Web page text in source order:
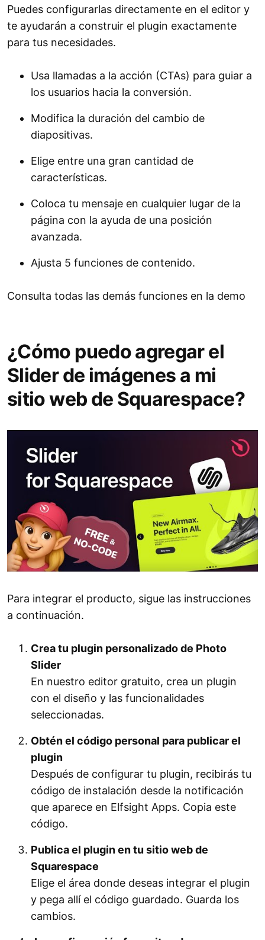
Puedes configurarlas directamente en el editor y
te ayudarán a construir el plugin exactamente
para tus necesidades.
Usa llamadas a la acción (CTAs) para guiar a
los usuarios hacia la conversión.
Modifica la duración del cambio de
diapositivas.
Elige entre una gran cantidad de
características.
Coloca tu mensaje en cualquier lugar de la
página con la ayuda de una posición
avanzada.
Ajusta 5 funciones de contenido.
Consulta todas las demás funciones en la demo
¿Cómo puedo agregar el
Slider de imágenes a mi
sitio web de Squarespace?
Para integrar el producto, sigue las instrucciones
a continuación.
Crea tu plugin personalizado de Photo
Slider
En nuestro editor gratuito, crea un plugin
con el diseño y las funcionalidades
seleccionadas.
Obtén el código personal para publicar el
plugin
Después de configurar tu plugin, recibirás tu
código de instalación desde la notificación
que aparece en Elfsight Apps. Copia este
código.
Publica el plugin en tu sitio web de
Squarespace
Elige el área donde deseas integrar el plugin
y pega allí el código guardado. Guarda los
cambios.